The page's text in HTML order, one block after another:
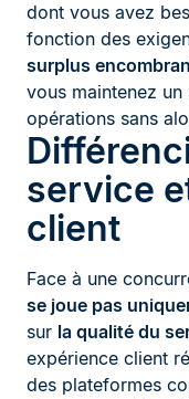
dont vous avez
fonction des
surplus
vous maintenez
opérations sans
service
client
Face à une
se joue pas
sur la qualité du
expérience client
des plateformes